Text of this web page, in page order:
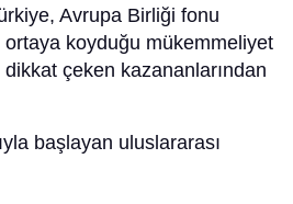
Avrupa Birliği fonu
ortaya koyduğu mükemmeliyet
dikkat çeken kazananlarından
başlayan uluslararası